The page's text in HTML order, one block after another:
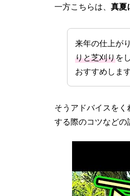
一方こちらは、 真夏
来年の仕上が
りと芝刈りを
おすすめします
そうアドバイスを
する際のコツなどの